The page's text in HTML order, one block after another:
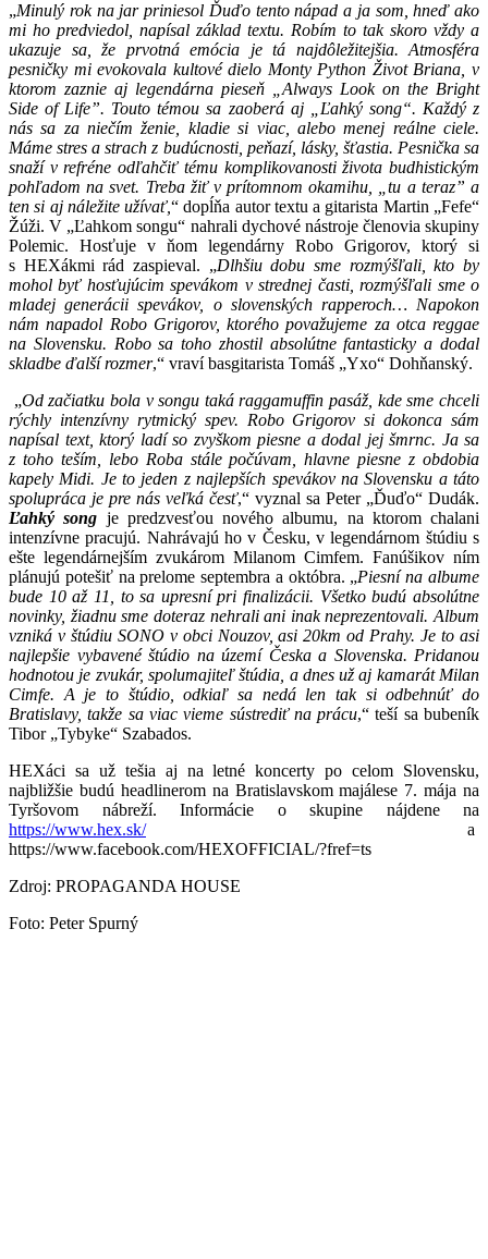
„Minulý rok na jar priniesol Ďuďo tento nápad a ja som, hneď ako
mi ho predviedol, napísal základ textu. Robím to tak skoro vždy a
ukazuje sa, že prvotná emócia je tá najdôležitejšia. Atmosféra
pesničky mi evokovala kultové dielo Monty Python Život Briana, v
ktorom zaznie aj legendárna pieseň „Always Look on the Bright
Side of Life”. Touto témou sa zaoberá aj „Ľahký song“. Každý z
nás sa za niečím ženie, kladie si viac, alebo menej reálne ciele.
Máme stres a strach z budúcnosti, peňazí, lásky, šťastia. Pesnička sa
snaží v refréne odľahčiť tému komplikovanosti života budhistickým
pohľadom na svet. Treba žiť v prítomnom okamihu, „tu a teraz” a
ten si aj náležite užívať,“ dopĺňa autor textu a gitarista Martin „Fefe“
Žúži. V „Ľahkom songu“ nahrali dychové nástroje členovia skupiny
Polemic. Hosťuje v ňom legendárny Robo Grigorov, ktorý si
s HEXákmi rád zaspieval. „Dlhšiu dobu sme rozmýšľali, kto by
mohol byť hosťujúcim spevákom v strednej časti, rozmýšľali sme o
mladej generácii spevákov, o slovenských rapperoch… Napokon
nám napadol Robo Grigorov, ktorého považujeme za otca reggae
na Slovensku. Robo sa toho zhostil absolútne fantasticky a dodal
skladbe ďalší rozmer,“ vraví basgitarista Tomáš „Yxo“ Dohňanský.
„Od začiatku bola v songu taká raggamuffin pasáž, kde sme chceli
rýchly intenzívny rytmický spev. Robo Grigorov si dokonca sám
napísal text, ktorý ladí so zvyškom piesne a dodal jej šmrnc. Ja sa
z toho teším, lebo Roba stále počúvam, hlavne piesne z obdobia
kapely Midi. Je to jeden z najlepších spevákov na Slovensku a táto
spolupráca je pre nás veľká česť,“ vyznal sa Peter „Ďuďo“ Dudák.
Ľahký song je predzvesťou nového albumu, na ktorom chalani
intenzívne pracujú. Nahrávajú ho v Česku, v legendárnom štúdiu s
ešte legendárnejším zvukárom Milanom Cimfem. Fanúšikov ním
plánujú potešiť na prelome septembra a októbra. „Piesní na albume
bude 10 až 11, to sa upresní pri finalizácii. Všetko budú absolútne
novinky, žiadnu sme doteraz nehrali ani inak neprezentovali. Album
vzniká v štúdiu SONO v obci Nouzov, asi 20km od Prahy. Je to asi
najlepšie vybavené štúdio na území Česka a Slovenska. Pridanou
hodnotou je zvukár, spolumajiteľ štúdia, a dnes už aj kamarát Milan
Cimfe. A je to štúdio, odkiaľ sa nedá len tak si odbehnúť do
Bratislavy, takže sa viac vieme sústrediť na prácu,“ teší sa bubeník
Tibor „Tybyke“ Szabados.
HEXáci sa už tešia aj na letné koncerty po celom Slovensku,
najbližšie budú headlinerom na Bratislavskom majálese 7. mája na
Tyršovom nábreží. Informácie o skupine nájdene na
https://www.hex.sk/a
https://www.facebook.com/HEXOFFICIAL/?fref=ts
Zdroj: PROPAGANDA HOUSE
Foto: Peter Spurný